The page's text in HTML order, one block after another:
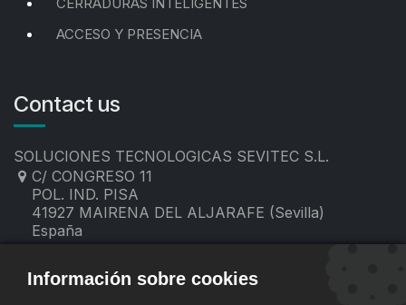
CERRADURAS INTELIGENTES
ACCESO Y PRESENCIA
Contact us
SOLUCIONES TECNOLOGICAS SEVITEC S.L.
C/ CONGRESO 11
POL. IND. PISA
41927 MAIRENA DEL ALJARAFE (Sevilla)
España
contacto@sevitec.es
Información sobre cookies